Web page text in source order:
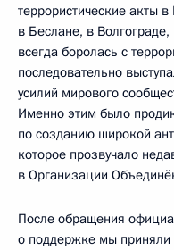
террористические акты
в Беслане, в Волгограде,
всегда боролась с
последовательно
усилий мирового
Именно этим было
по созданию широкой
которое прозвучало
в Организации
После обращения
о поддержке мы приняли